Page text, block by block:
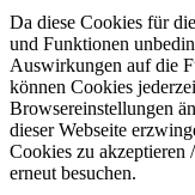
Da diese Cookies für
und Funktionen
Auswirkungen auf die
können Cookies
Browsereinstellungen
dieser Webseite
Cookies zu akzeptieren
erneut besuchen.